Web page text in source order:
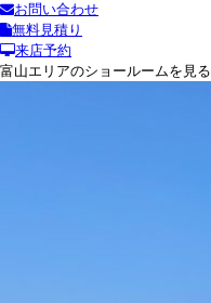
お問い合わせ
無料見積り
来店予約
富山エリアのショールームを見る